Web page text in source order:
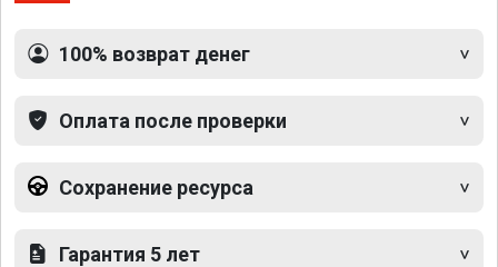
100% возврат денег
Оплата после проверки
Сохранение ресурса
Гарантия 5 лет